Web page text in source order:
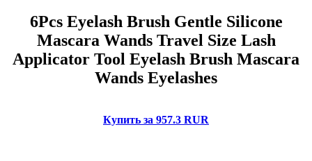
6Pcs Eyelash Brush Gentle Silicone
Mascara Wands Travel Size Lash
Applicator Tool Eyelash Brush Mascara
Wands Eyelashes
Купить за 957.3 RUR